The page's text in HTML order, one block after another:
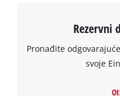
Rezervni
Pronađite
svoje